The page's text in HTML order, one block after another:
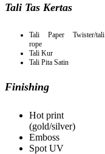
Tali Tas Kertas
Tali Paper Twister/tali
rope
Tali Kur
Tali Pita Satin
Finishing
Hot print
(gold/silver)
Emboss
Spot UV